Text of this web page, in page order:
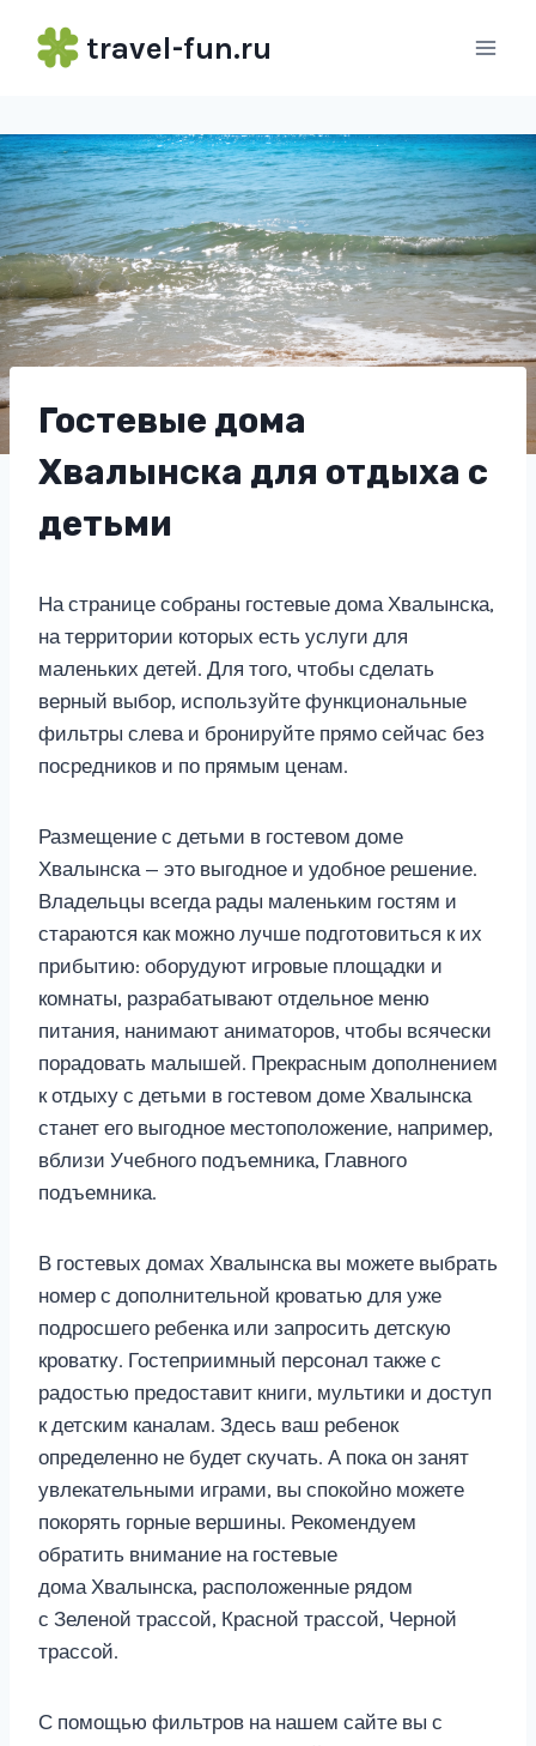
travel-fun.ru
Гостевые дома
Хвалынска для отдыха с
детьми
На странице собраны гостевые дома Хвалынска,
на территории которых есть услуги для
маленьких детей. Для того, чтобы сделать
верный выбор, используйте функциональные
фильтры слева и бронируйте прямо сейчас без
посредников и по прямым ценам.
Размещение с детьми в гостевом доме
Хвалынска — это выгодное и удобное решение.
Владельцы всегда рады маленьким гостям и
стараются как можно лучше подготовиться к их
прибытию: оборудуют игровые площадки и
комнаты, разрабатывают отдельное меню
питания, нанимают аниматоров, чтобы всячески
порадовать малышей. Прекрасным дополнением
к отдыху с детьми в гостевом доме Хвалынска
станет его выгодное местоположение, например,
вблизи Учебного подъемника, Главного
подъемника.
В гостевых домах Хвалынска вы можете выбрать
номер с дополнительной кроватью для уже
подросшего ребенка или запросить детскую
кроватку. Гостеприимный персонал также с
радостью предоставит книги, мультики и доступ
к детским каналам. Здесь ваш ребенок
определенно не будет скучать. А пока он занят
увлекательными играми, вы спокойно можете
покорять горные вершины. Рекомендуем
обратить внимание на гостевые
дома Хвалынска, расположенные рядом
с Зеленой трассой, Красной трассой, Черной
трассой.
С помощью фильтров на нашем сайте вы с